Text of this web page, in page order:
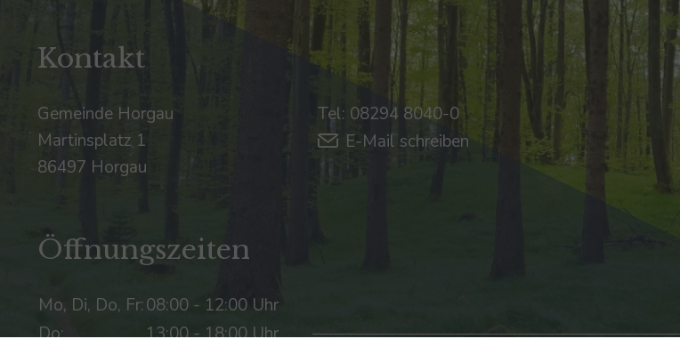
Kontakt
Gemeinde Horgau
Martinsplatz 1
86497 Horgau
Tel: 08294 8040-0
E-Mail schreiben
Öffnungszeiten
Mo, Di, Do, Fr:08:00 - 12:00 Uhr
Do:
13:00 - 18:00 Uhr